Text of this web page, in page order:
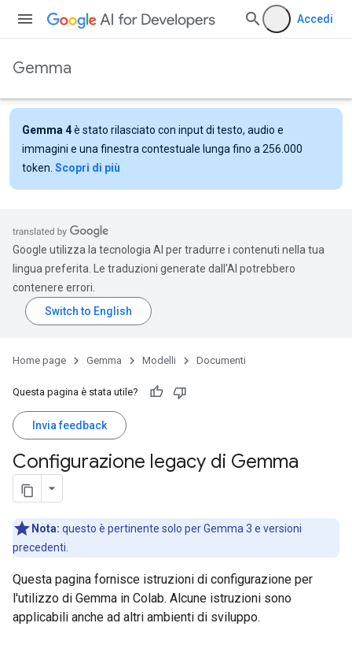
Accedi
Gemma
Gemma 4è stato rilasciato con input di testo, audio e
immagini e una finestra contestuale lunga fino a 256.000
token. Scopri di più
Google utilizza la tecnologia AI per tradurre i contenuti nella tua
lingua preferita. Le traduzioni generate dall'AI potrebbero
contenere errori.
Home page Gemma Modelli Documenti
Questa pagina è stata utile?
Invia feedback
Configurazione legacy di Gemma
Nota: questo è pertinente solo per Gemma 3 e versioni
precedenti.
Questa pagina fornisce istruzioni di configurazione per
l'utilizzo di Gemma in Colab. Alcune istruzioni sono
applicabili anche ad altri ambienti di sviluppo.